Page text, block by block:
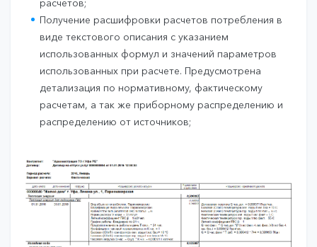
расчетов;
Получение расшифровки расчетов потребления в
виде текстового описания с указанием
использованных формул и значений параметров
использованных при расчете. Предусмотрена
детализация по нормативному, фактическому
расчетам, а так же приборному распределению и
распределению от источников;